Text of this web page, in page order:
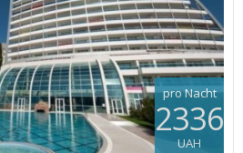
pro Nacht
2336
UAH